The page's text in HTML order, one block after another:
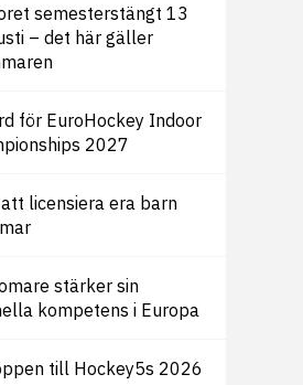
semesterstängt 13
– det här gäller
för EuroHockey Indoor
2027
licensiera era barn
stärker sin
kompetens i Europa
till Hockey5s 2026